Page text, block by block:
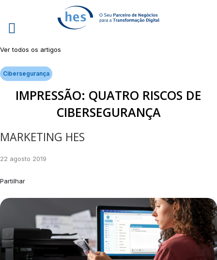
Ver todos os artigos
Cibersegurança
IMPRESSÃO: QUATRO RISCOS DE
CIBERSEGURANÇA
MARKETING HES
22 agosto 2019
Partilhar